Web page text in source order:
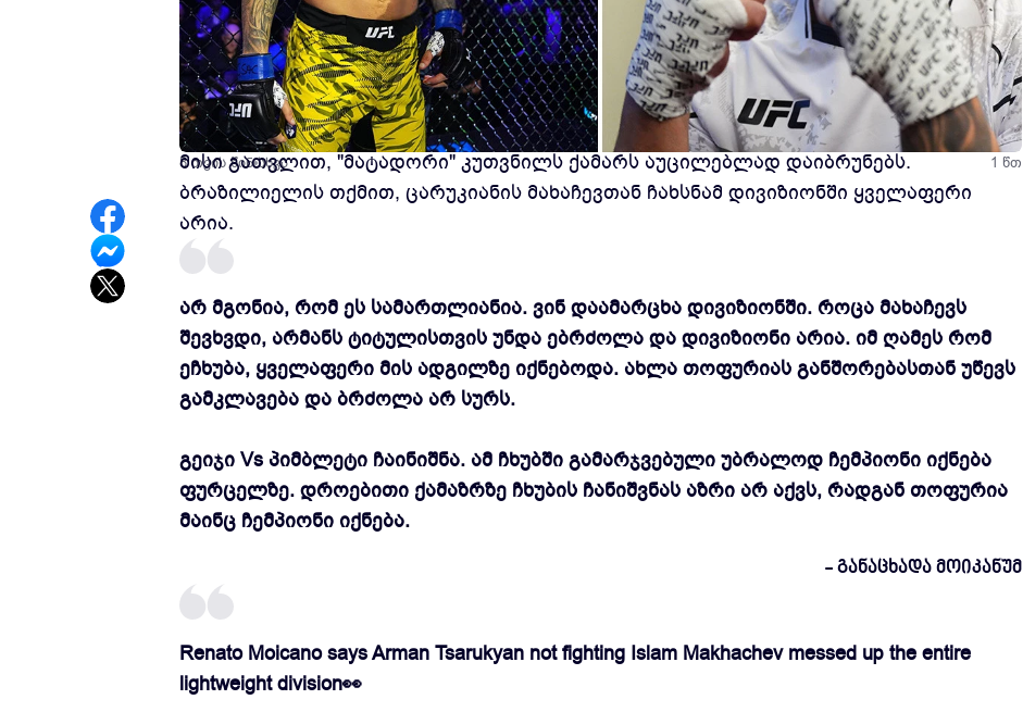
8 თვის წინ სხვა 1 წთ
რენატუ მოიკანუ მსუბუქ წონაში დროებითი ქამრის გათამაშებაში აზრს ვერ ხედავს.
მისი გათვლით, "მატადორი" კუთვნილს ქამარს აუცილებლად დაიბრუნებს.
ბრაზილიელის თქმით, ცარუკიანის მახაჩევთან ჩახსნამ დივიზიონში ყველაფერი
არია.
არ მგონია, რომ ეს სამართლიანია. ვინ დაამარცხა დივიზიონში. როცა მახაჩევს
შევხვდი, არმანს ტიტულისთვის უნდა ებრძოლა და დივიზიონი არია. იმ ღამეს რომ
ეჩხუბა, ყველაფერი მის ადგილზე იქნებოდა. ახლა თოფურიას განშორებასთან უწევს
გამკლავება და ბრძოლა არ სურს.
გეიჯი Vs პიმბლეტი ჩაინიშნა. ამ ჩხუბში გამარჯვებული უბრალოდ ჩემპიონი იქნება
ფურცელზე. დროებითი ქამაზრზე ჩხუბის ჩანიშვნას აზრი არ აქვს, რადგან თოფურია
მაინც ჩემპიონი იქნება.
- განაცხადა მოიკანუმ
Renato Moicano says Arman Tsarukyan not fighting Islam Makhachev messed up the entire
lightweight division👀